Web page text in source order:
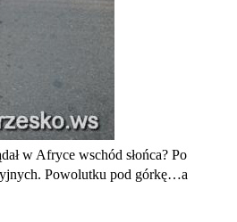
w Afryce wschód słońca? Po
Powolutku pod górkę…a